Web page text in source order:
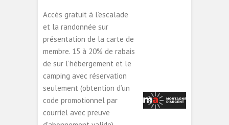
Accès gratuit à l’escalade
et la randonnée sur
présentation de la carte de
membre. 15 à 20% de rabais
de sur l’hébergement et le
camping avec réservation
seulement (obtention d’un
code promotionnel par
courriel avec preuve